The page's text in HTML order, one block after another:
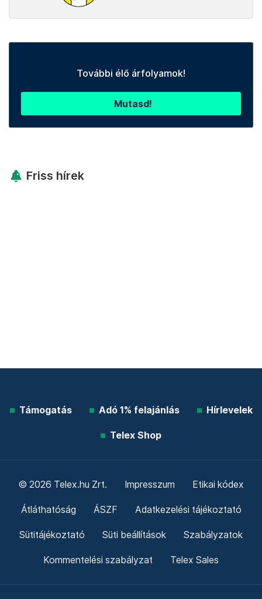
További élő árfolyamok!
Mutasd!
Friss hírek
Támogatás Adó 1% felajánlás Hírlevelek
Telex Shop
© 2026 Telex.hu Zrt. Impresszum Etikai kódex
Átláthatóság ÁSZF Adatkezelési tájékoztató
Sütitájékoztató Süti beállítások Szabályzatok
Kommentelési szabályzat Telex Sales